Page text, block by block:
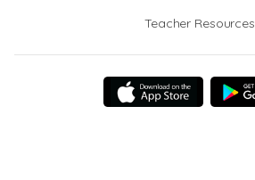
Teacher Resources